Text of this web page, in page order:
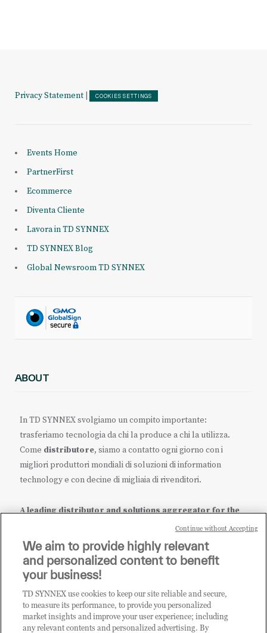
Privacy Statement COOKIES SETTINGS
Events Home
PartnerFirst
Ecommerce
Diventa Cliente
Lavora in TD SYNNEX
TD SYNNEX Blog
Global Newsroom TD SYNNEX
ABOUT
In TD SYNNEX svolgiamo un compito importante:
trasferiamo tecnologia da chi la produce a chi la utilizza.
Come distributore, siamo a contatto ogni giorno con i
migliori produttori mondiali di soluzioni di information
technology e con decine di migliaia di rivenditori.
A leading distributor and solutions aggregator for the
it.tdsynnex.com|eu.tdsynnex.com|tdsynnex.com
CATEGORIE
We aim to provide highly relevant
and personalized content to benefit
your business!
TD SYNNEX use cookies to keep our site reliable and secure,
to measure its performance, to provide you personalized
market insights and improve your user experience; including
any relevant contents and personalized advertising. By
Continue without Accepting